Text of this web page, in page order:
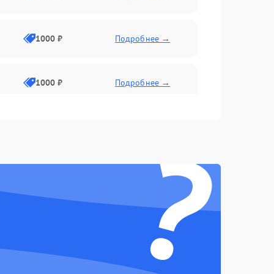
1000 ₽ Подробнее →
1000 ₽ Подробнее →
Подробнее →
Подробнее →
1000 ₽ Подробнее →
?